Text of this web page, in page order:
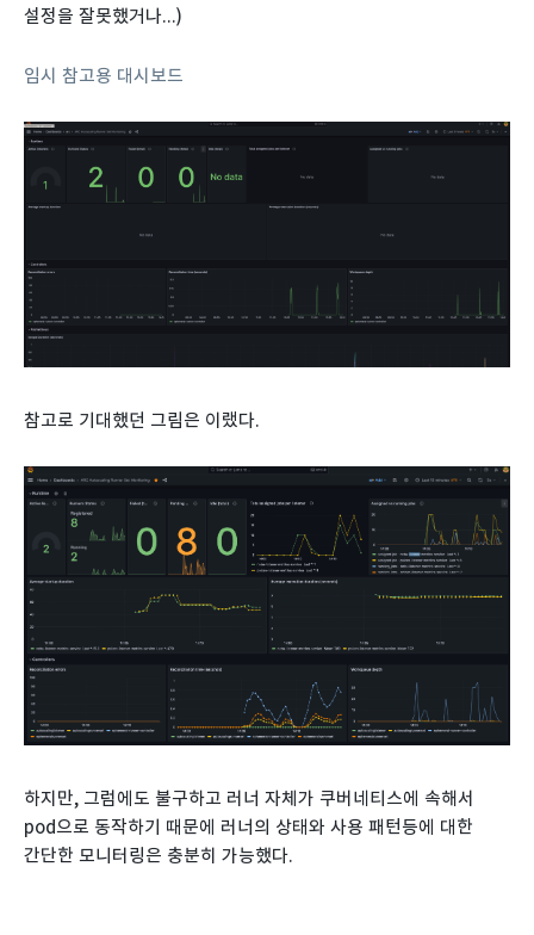
설정을 잘못했거나...)
임시 참고용 대시보드
참고로 기대했던 그림은 이랬다.
하지만, 그럼에도 불구하고 러너 자체가 쿠버네티스에 속해서
pod으로 동작하기 때문에 러너의 상태와 사용 패턴등에 대한
간단한 모니터링은 충분히 가능했다.